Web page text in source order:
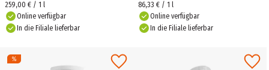
259,00 € / 1 l
Online verfügbar
In die Filiale lieferbar
86,33 € / 1 l
Online verfügbar
In die Filiale lieferbar